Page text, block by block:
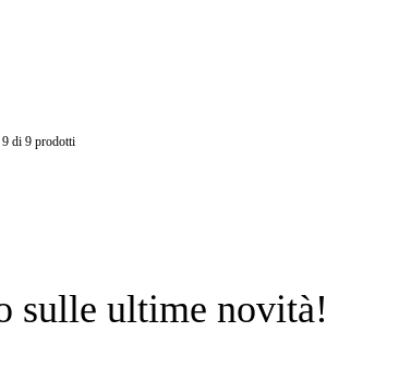
9di 9prodotti
sulle ultime novità!